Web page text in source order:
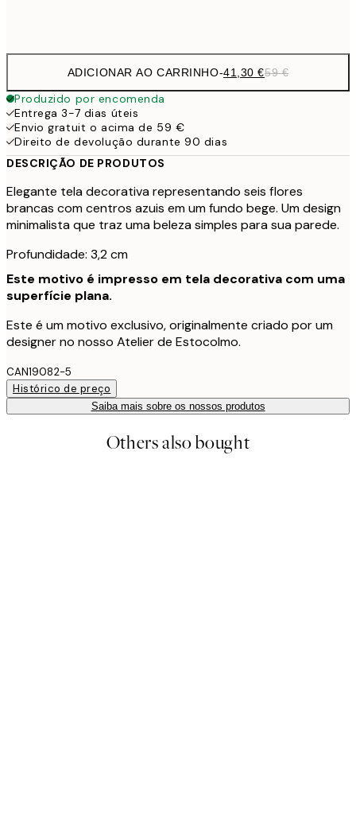
ADICIONAR AO CARRINHO-41,30 €59 €
Produzido por encomenda
Entrega 3-7 dias úteis
Envio gratuit o acima de 59 €
Direito de devolução durante 90 dias
DESCRIÇÃO DE PRODUTOS
Elegante tela decorativa representando seis flores
brancas com centros azuis em um fundo bege. Um design
minimalista que traz uma beleza simples para sua parede.
Profundidade: 3,2 cm
Este motivo é impresso em tela decorativa com uma
superfície plana.
Este é um motivo exclusivo, originalmente criado por um
designer no nosso Atelier de Estocolmo.
CAN19082-5
Histórico de preço
Saiba mais sobre os nossos produtos
Others also bought